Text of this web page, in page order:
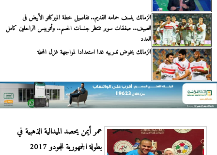
الزمالك ينسف حمامه القديم.. تفاصيل خطة الميركاتو الأبيض فى
الصيف.. صفقات سوبر تنتظر جلسات الحسم.. وأتوبيس الراحلين كامل
العدد
الزمالك يخوض تدريبه غدا استعدادا لمواجهة غزل المحلة
عمر أيمن يحصد الميدالية الذهبية في
بطولة الجمهورية للجودو 2017